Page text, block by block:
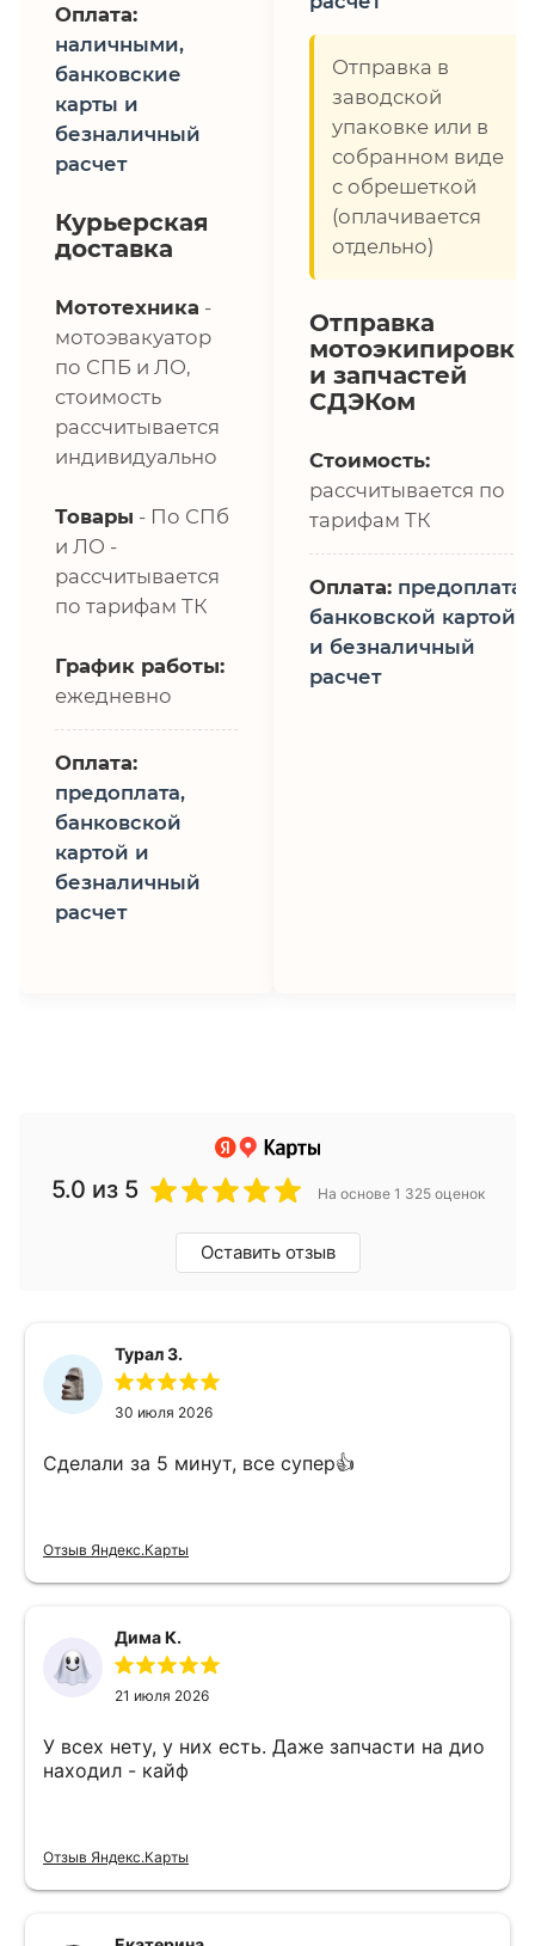
Оплата:
наличными,
банковские
карты и
безналичный
расчет
Курьерская
доставка
Мототехника -
мотоэвакуатор
по СПБ и ЛО,
стоимость
рассчитывается
индивидуально
Товары - По СПб
и ЛО -
рассчитывается
по тарифам ТК
График работы:
ежедневно
Оплата:
предоплата,
банковской
картой и
безналичный
расчет
Отправка в
заводской
упаковке или в
собранном виде
с обрешеткой
(оплачивается
отдельно)
Отправка
мотоэкипировки
и запчастей
СДЭКом
Стоимость:
рассчитывается по
тарифам ТК
Оплата: предоплата,
банковской картой
и безналичный
расчет
5.0 из 5 На основе 1 325 оценок
Оставить отзыв
Турал З.
30 июля 2026
Сделали за 5 минут, все супер👍
Отзыв Яндекс.Карты
Дима К.
21 июля 2026
У всех нету, у них есть. Даже запчасти на дио
находил - кайф
Отзыв Яндекс.Карты